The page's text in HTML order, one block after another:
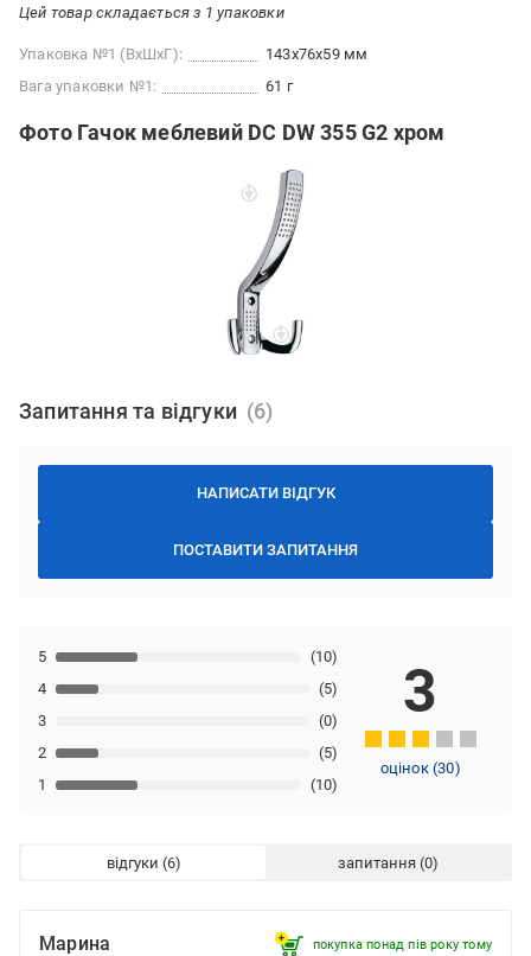
Цей товар складається з 1 упаковки
Упаковка №1 (ВхШхГ):
143x76x59 мм
Вага упаковки №1:
61 г
Фото Гачок меблевий DC DW 355 G2 хром
Запитання та відгуки
НАПИСАТИ ВІДГУК
ПОСТАВИТИ ЗАПИТАННЯ
1 (10)
2 (5)
3 (0)
4 (5)
5 (10)
3
оцінок (30)
відгуки запитання
Марина покупка понад пів року тому